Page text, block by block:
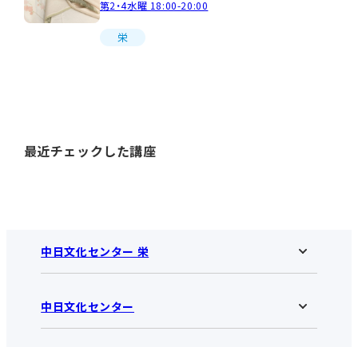
第2・4水曜 18:00-20:00
栄
最近チェックした講座
中日文化センター 栄
中日文化センター 栄HOME
お知らせ
中日文化センター